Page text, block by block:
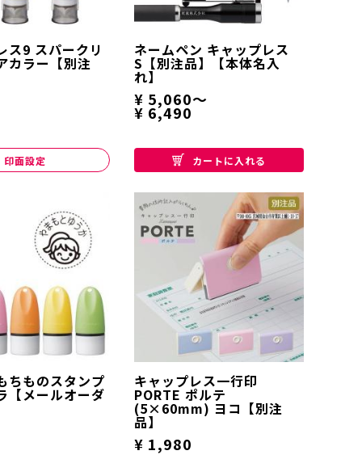
ス9 スパークリ
カラー【別注
印面設定
ネームペン キャップレス
S【別注品】【本体名入
れ】
¥ 5,060～
¥ 6,490
カートに入れる
ちものスタンプ
【メールオーダ
キャップレス一行印
PORTE ポルテ
(5×60mm) ヨコ【別注
品】
¥ 1,980